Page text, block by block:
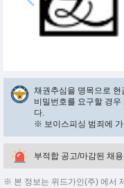
채권추심을 명목으로
비밀번호를 요구할 경
다.
※ 보이스피싱 범죄에
부적합 공고/마감된 채
※ 본 정보는 위드가인(주) 에서